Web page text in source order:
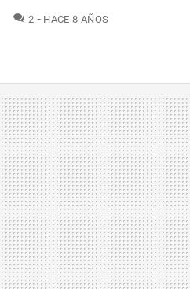
2 COMENTARIOS
HACE 8 AÑOS